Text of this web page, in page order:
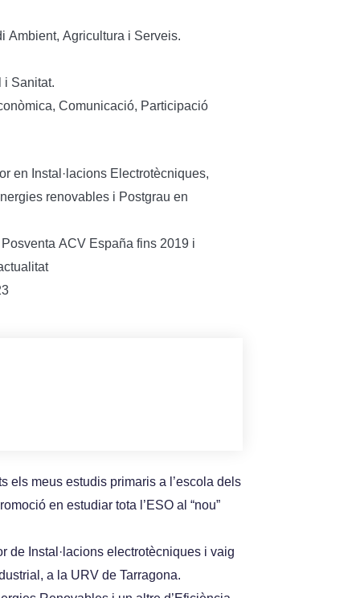
Ambient, Agricultura i Serveis.
i Sanitat.
Comunicació, Participació
en Instal·lacions Electrotècniques,
renovables i Postgrau en
ACV España fins 2019 i
els meus estudis primaris a l’escola dels
en estudiar tota l’ESO al “nou”
de Instal·lacions electrotècniques i vaig
a la URV de Tarragona.